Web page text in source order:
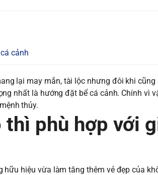
cảnh
lại may mắn, tài lộc nhưng đôi khi cũng
nhất là hướng đặt bể cá cảnh. Chính vì
thủy.
phù hợp với
hiệu vừa làm tăng thêm vẻ đẹp của